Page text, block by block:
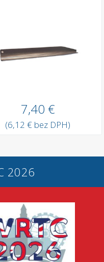
7,40 €
(6,12 € bez DPH)
2026